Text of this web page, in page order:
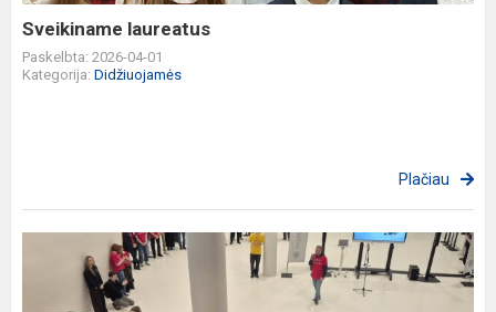
Sveikiname laureatus
Paskelbta: 2026-04-01
Kategorija: Didžiuojamės
Plačiau